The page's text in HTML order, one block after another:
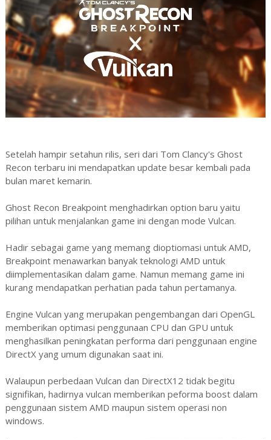
Setelah hampir setahun rilis, seri dari Tom Clancy's Ghost
Recon terbaru ini mendapatkan update besar kembali pada
bulan maret kemarin.
Ghost Recon Breakpoint menghadirkan option baru yaitu
pilihan untuk menjalankan game ini dengan mode Vulcan.
Hadir sebagai game yang memang dioptiomasi untuk AMD,
Breakpoint menawarkan banyak teknologi AMD untuk
diimplementasikan dalam game. Namun memang game ini
kurang mendapatkan perhatian pada tahun pertamanya.
Engine Vulcan yang merupakan pengembangan dari OpenGL
memberikan optimasi penggunaan CPU dan GPU untuk
menghasilkan peningkatan performa dari penggunaan engine
DirectX yang umum digunakan saat ini.
Walaupun perbedaan Vulcan dan DirectX12 tidak begitu
signifikan, hadirnya vulcan memberikan peforma boost dalam
penggunaan sistem AMD maupun sistem operasi non
windows.